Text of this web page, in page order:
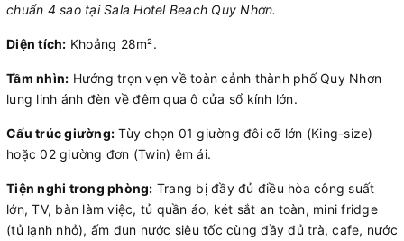
chuẩn 4 sao tại Sala Hotel Beach Quy Nhơn.
Diện tích: Khoảng 28m².
Tầm nhìn: Hướng trọn vẹn về toàn cảnh thành phố Quy Nhơn
lung linh ánh đèn về đêm qua ô cửa sổ kính lớn.
Cấu trúc giường: Tùy chọn 01 giường đôi cỡ lớn (King-size)
hoặc 02 giường đơn (Twin) êm ái.
Tiện nghi trong phòng: Trang bị đầy đủ điều hòa công suất
lớn, TV, bàn làm việc, tủ quần áo, két sắt an toàn, mini fridge
(tủ lạnh nhỏ), ấm đun nước siêu tốc cùng đầy đủ trà, cafe, nước